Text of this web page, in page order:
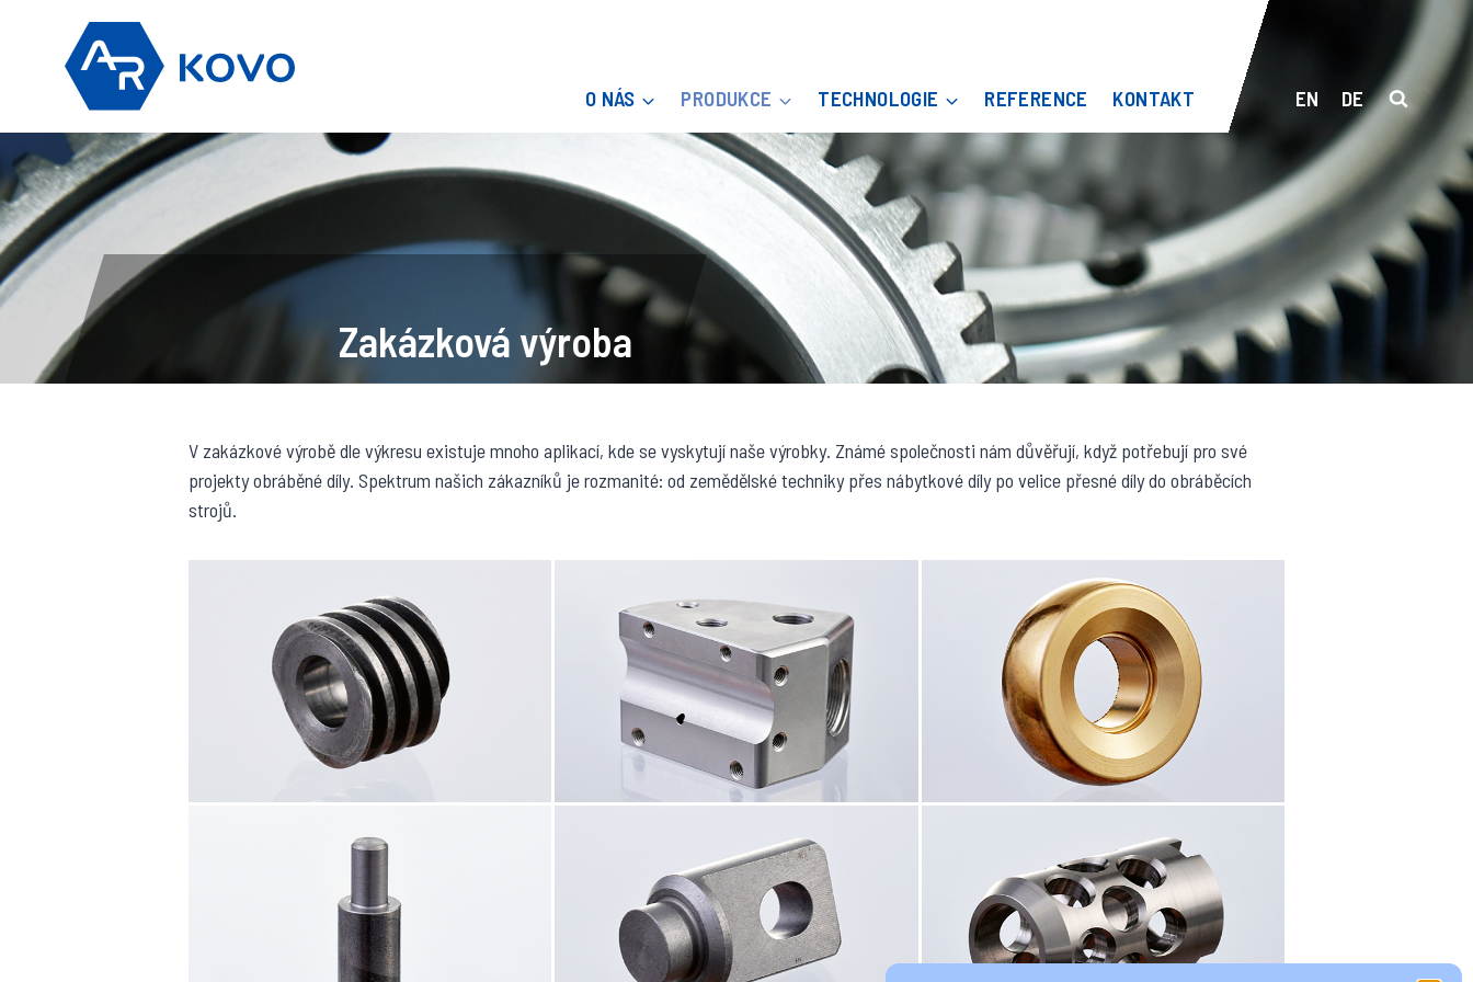
O NÁS PRODUKCE TECHNOLOGIE REFERENCE KONTAKT EN DE
Zakázková výroba
V zakázkové výrobě dle výkresu existuje mnoho aplikací, kde se vyskytují naše výrobky. Známé společnosti nám důvěřují, když potřebují pro své
projekty obráběné díly. Spektrum našich zákazníků je rozmanité: od zemědělské techniky přes nábytkové díly po velice přesné díly do obráběcích
strojů.